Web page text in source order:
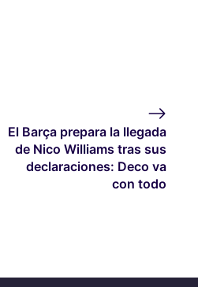
El Barça prepara la llegada
de Nico Williams tras sus
declaraciones: Deco va
con todo